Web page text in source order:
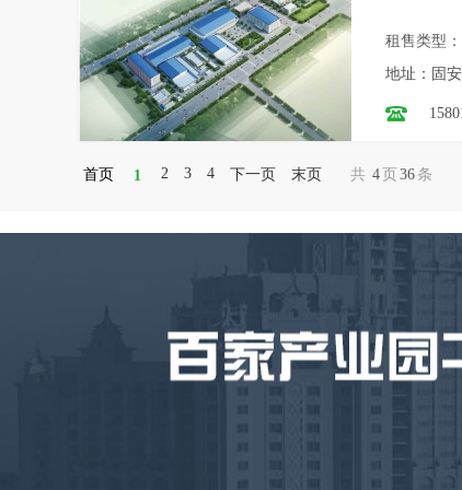
租售类型
地址：固
首页 1 2 3 4 下一页 末页 共 4 页 36 条